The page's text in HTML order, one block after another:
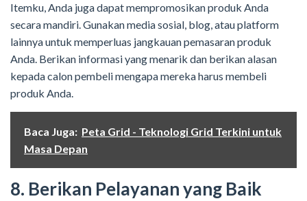
Itemku, Anda juga dapat mempromosikan produk Anda
secara mandiri. Gunakan media sosial, blog, atau platform
lainnya untuk memperluas jangkauan pemasaran produk
Anda. Berikan informasi yang menarik dan berikan alasan
kepada calon pembeli mengapa mereka harus membeli
produk Anda.
Baca Juga: Peta Grid - Teknologi Grid Terkini untuk
Masa Depan
8. Berikan Pelayanan yang Baik